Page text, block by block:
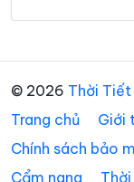
Xã Phạm Ngũ
Xã Phụng Công
Xã Quang Lịch
© 2026 Thời Tiết
Trang chủ
Giới
Chính sách bảo
Cẩm nang